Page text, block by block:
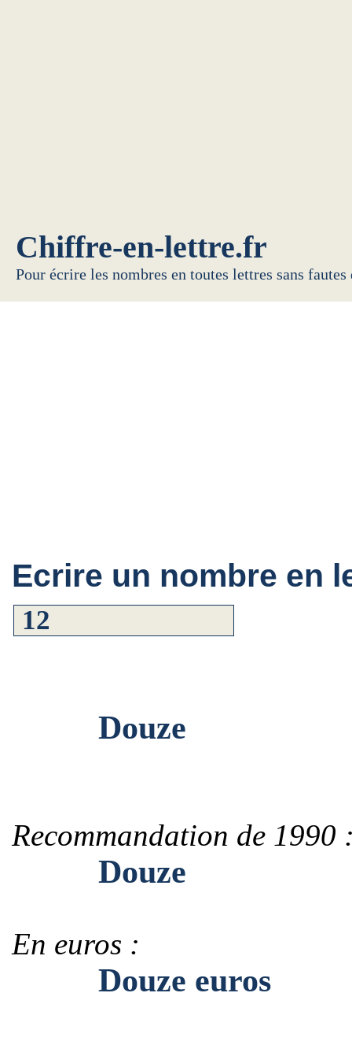
Chiffre-en-lettre.fr
Pour écrire les nombres en toutes lettres sans
Ecrire un nombre en
Douze
Recommandation de 1990
Douze
En euros :
Douze euros